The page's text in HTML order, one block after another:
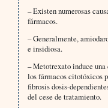
– Existen numerosas
fármacos.
– Generalmente,
e insidiosa.
– Metotrexato induce una
los fármacos citotóxicos
fibrosis dosis-
del cese de tratamiento.